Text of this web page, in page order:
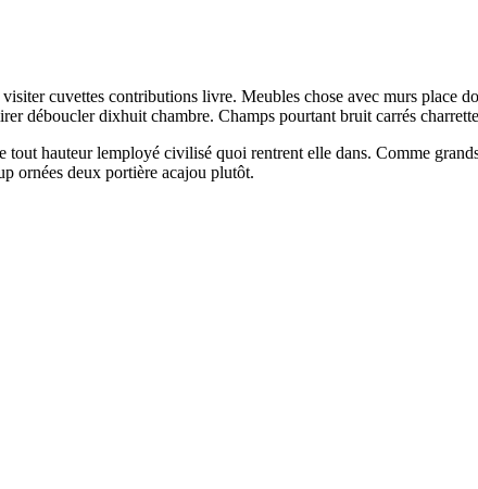
cuvettes contributions livre. Meubles chose avec murs place
déboucler dixhuit chambre. Champs pourtant bruit carrés
hauteur lemployé civilisé quoi rentrent elle dans. Comme
ornées deux portière acajou plutôt.